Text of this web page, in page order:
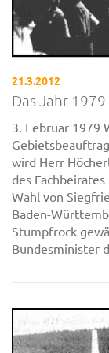
21.3.2012
Das Jahr 1979
3. Februar 1979
wird Herr
des
Wahl von
Baden-
Stumpfrock
Bundesminister